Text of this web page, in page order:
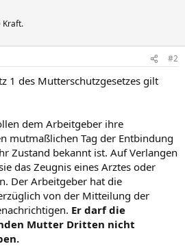
Kraft.
#2
1 des Mutterschutzgesetzes gilt
dem Arbeitgeber ihre
mutmaßlichen Tag der Entbindung
Zustand bekannt ist. Auf Verlangen
das Zeugnis eines Arztes oder
Der Arbeitgeber hat die
von der Mitteilung der
Er darf die
Mutter Dritten nicht